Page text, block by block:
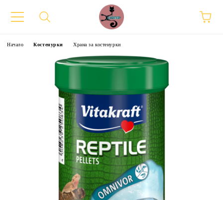
Начало Костенурки Храна за костенурки